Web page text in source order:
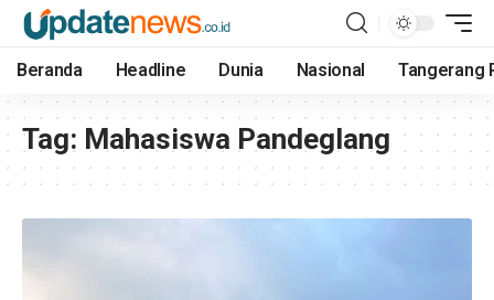
Beranda Headline Dunia Nasional Tangerang
Tag: Mahasiswa Pandeglang